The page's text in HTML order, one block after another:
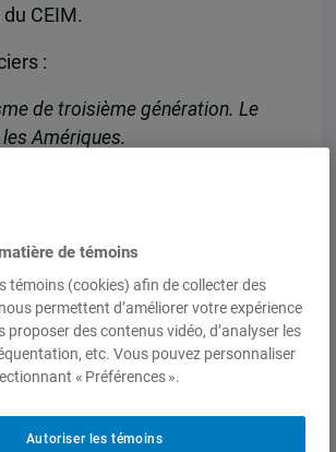
CEIM.
:
de troisième génération. Le
Amériques.
de l’économie politique de la
Yves Bélanger
de science politique,
de témoins
témoins (cookies) afin de collecter des
permettent d’améliorer votre expérience
proposer des contenus vidéo, d’analyser les
etc. Vous pouvez personnaliser
« Préférences ».
Autoriser les témoins